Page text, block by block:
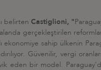
belirten Castiglioni, "
gerçekleştirilen
ekonomiye sahip ülkenin
Güvenilir, vergi
eden bir model.